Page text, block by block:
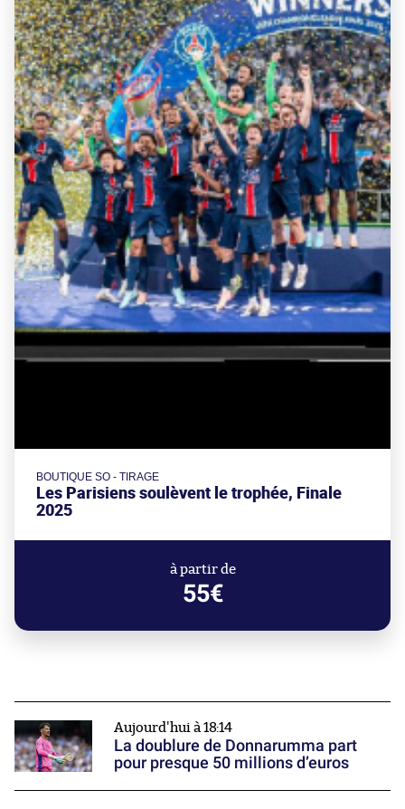
BOUTIQUE SO - TIRAGE
Les Parisiens soulèvent le trophée, Finale
2025
à partir de
55€
Aujourd'hui à 18:14
La doublure de Donnarumma part
pour presque 50 millions d’euros